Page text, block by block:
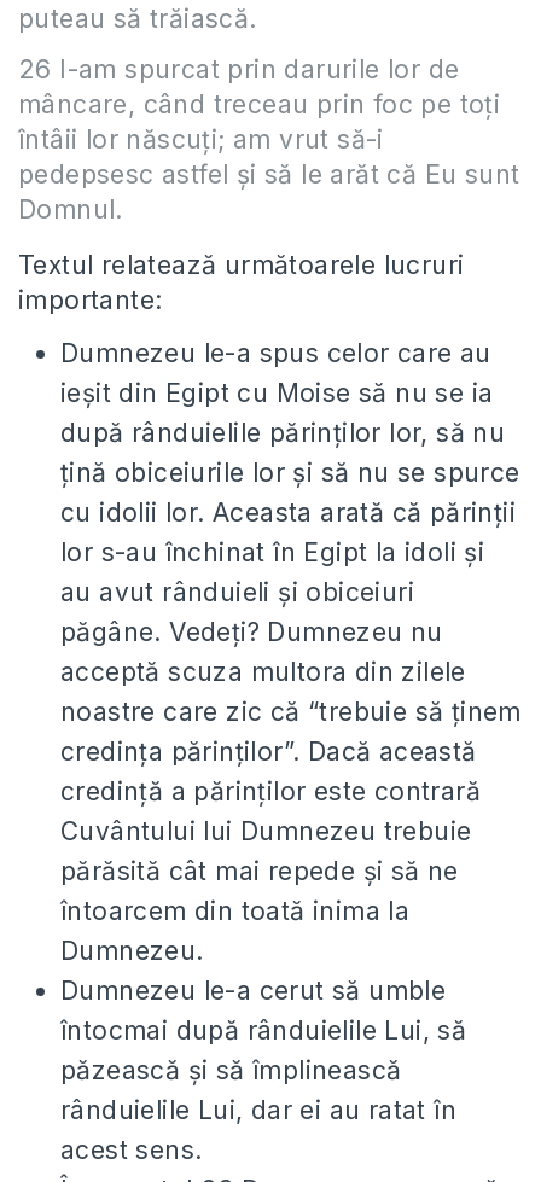
puteau să trăiască.
26 I-am spurcat prin darurile lor de
mâncare, când treceau prin foc pe toţi
întâii lor născuţi; am vrut să-i
pedepsesc astfel şi să le arăt că Eu sunt
Domnul.
Textul relatează următoarele lucruri
importante:
Dumnezeu le-a spus celor care au
ieșit din Egipt cu Moise să nu se ia
după rânduielile părinților lor, să nu
țină obiceiurile lor și să nu se spurce
cu idolii lor. Aceasta arată că părinții
lor s-au închinat în Egipt la idoli și
au avut rânduieli și obiceiuri
păgâne. Vedeți? Dumnezeu nu
acceptă scuza multora din zilele
noastre care zic că “trebuie să ținem
credința părinților”. Dacă această
credință a părinților este contrară
Cuvântului lui Dumnezeu trebuie
părăsită cât mai repede și să ne
întoarcem din toată inima la
Dumnezeu.
Dumnezeu le-a cerut să umble
întocmai după rânduielile Lui, să
păzească și să împlinească
rânduielile Lui, dar ei au ratat în
acest sens.